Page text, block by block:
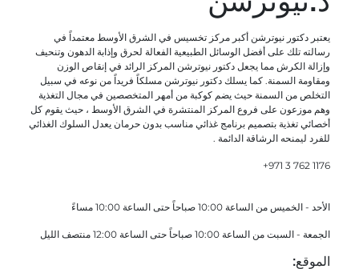
يعتبر دكتور نيوترشن أكبر مركز تخسيس في الشرق الأوسط معتمداً في
رسالته تلك على أفضل الوسائل الطبيعية الفعالة لحرق وإذابة الدهون وتنحيف
وإزالة الكرش مما يجعل دكتور نيوترشن المركز الرائد في إنقاص الوزن
ومقاومة السمنة. كما يسلك دكتور نيوترشن مسلكاً فريداً من نوعه في سبيل
التخلص من السمنة حيث يضم كوكبة من أمهر المتخصصين في مجال التغذية
وهم موزعون على فروع المركز المنتشرة في الشرق الأوسط ، حيث يقوم كل
أخصائي تغذية بتصميم برنامج غذائي مناسب بدون حرمان يعدل السلوك الغذائي
للفرد ليمنحه الرشاقة الدائمة .
+971 3 762 1176
الأحد - الخميس من الساعة 10:00 صباحاً حتى الساعة 10:00 مساءً
الجمعة - السبت من الساعة 10:00 صباحاً حتى الساعة 12:00 منتصف الليل
الموقع: